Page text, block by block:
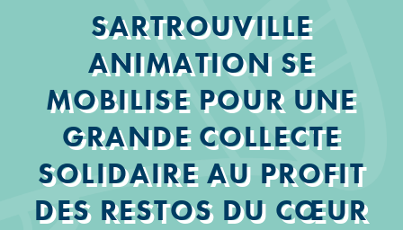
SARTROUVILLE
ANIMATION SE
MOBILISE POUR UNE
GRANDE COLLECTE
SOLIDAIRE AU PROFIT
DES RESTOS DU CŒUR